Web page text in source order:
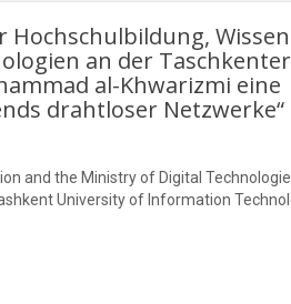
an der Taschkenter
al-Khwarizmi eine
drahtloser
and the Ministry of Digital
University of Information